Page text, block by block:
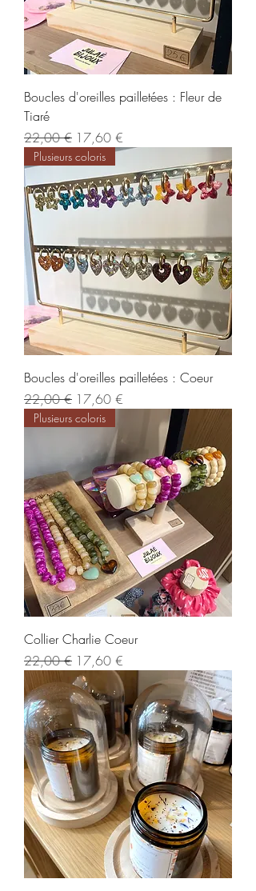
Boucles d'oreilles pailletées : Fleur de
Tiaré
Regularna cena
22,00 € Cena rabatowa
17,60 €
Plusieurs coloris
Boucles d'oreilles pailletées : Coeur
Regularna cena
22,00 € Cena rabatowa
17,60 €
Plusieurs coloris
Collier Charlie Coeur
Regularna cena
22,00 € Cena rabatowa
17,60 €